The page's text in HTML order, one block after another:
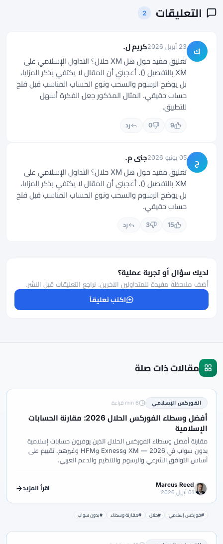
التعليقات 2
ك كريم ل. 23 أبريل 2026
تعليق مفيد حول هل XM حلال؟ التداول الإسلامي على
XM بالتفصيل (). أعجبني أن المقال لا يكتفي بذكر المزايا،
بل يوضح الرسوم والسحب ونوع الحساب المناسب قبل فتح
حساب حقيقي. المثال المذكور جعل الفكرة أسهل
للتطبيق.
9
0 رد
ج جنى م. 05 يونيو 2026
تعليق مفيد حول هل XM حلال؟ التداول الإسلامي على
XM بالتفصيل (). أعجبني أن المقال لا يكتفي بذكر المزايا،
بل يوضح الرسوم والسحب ونوع الحساب المناسب قبل فتح
حساب حقيقي.
15
3 رد
لديك سؤال أو تجربة عملية؟
أضف ملاحظة مفيدة للمتداولين الآخرين. نراجع التعليقات قبل النشر.
اكتب تعليقاً
مقالات ذات صلة
الفوركس الإسلامي 6 min قراءة
أفضل وسطاء الفوركس الحلال 2026: مقارنة الحسابات
الإسلامية
مقارنة أفضل وسطاء الفوركس الحلال الذين يوفرون حسابات إسلامية
بدون سواب في 2026 — XM وExness وHFM وغيرهم. تقييم على
أساس التوافق الشرعي والرسوم والتنظيم والدعم العربي.
Marcus Reed
01 أبريل 2026
اقرأ المزيد
#فوركس إسلامي #حلال #مقارنة وسطاء #بدون سواب